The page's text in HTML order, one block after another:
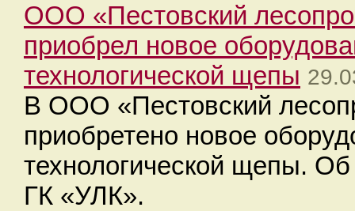
ООО «Пестовский
приобрел новое
технологической щепы
В ООО «Пестовский
приобретено новое
технологической щепы.
ГК «УЛК».